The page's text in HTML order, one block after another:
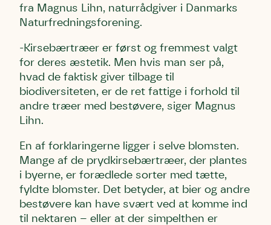
fra Magnus Lihn, naturrådgiver i Danmarks
Naturfredningsforening.
-Kirsebærtræer er først og fremmest valgt
for deres æstetik. Men hvis man ser på,
hvad de faktisk giver tilbage til
biodiversiteten, er de ret fattige i forhold til
andre træer med bestøvere, siger Magnus
Lihn.
En af forklaringerne ligger i selve blomsten.
Mange af de prydkirsebærtræer, der plantes
i byerne, er forædlede sorter med tætte,
fyldte blomster. Det betyder, at bier og andre
bestøvere kan have svært ved at komme ind
til nektaren – eller at der simpelthen er